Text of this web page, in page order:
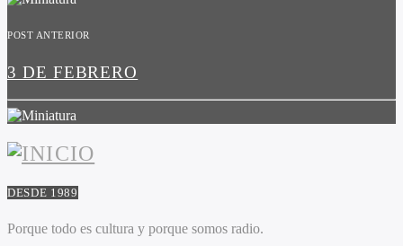
POST ANTERIOR
3 DE FEBRERO
DESDE 1989
Porque todo es cultura y porque somos radio.